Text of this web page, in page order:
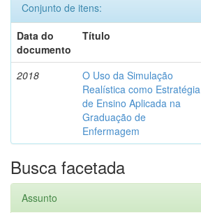
Conjunto de itens:
Data do
documento
Título
2018
O Uso da Simulação
Realística como Estratégia
de Ensino Aplicada na
Graduação de
Enfermagem
Busca facetada
Assunto